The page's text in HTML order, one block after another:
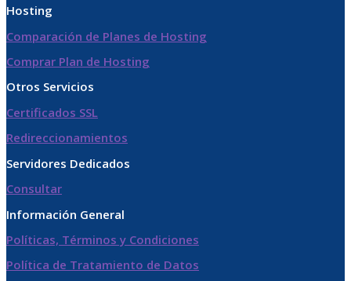
Hosting
Comparación de Planes de Hosting
Comprar Plan de Hosting
Otros Servicios
Certificados SSL
Redireccionamientos
Servidores Dedicados
Consultar
Información General
Políticas, Términos y Condiciones
Política de Tratamiento de Datos​